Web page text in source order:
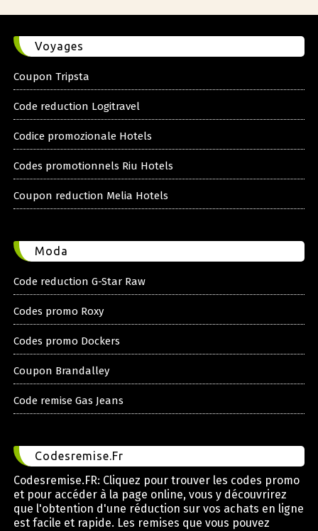
Voyages
Coupon Tripsta
Code reduction Logitravel
Codice promozionale Hotels
Codes promotionnels Riu Hotels
Coupon reduction Melia Hotels
Moda
Code reduction G-Star Raw
Codes promo Roxy
Codes promo Dockers
Coupon Brandalley
Code remise Gas Jeans
Codesremise.Fr
Codesremise.FR: Cliquez pour trouver les codes promo
et pour accéder à la page online, vous y découvrirez
que l'obtention d'une réduction sur vos achats en ligne
est facile et rapide. Les remises que vous pouvez